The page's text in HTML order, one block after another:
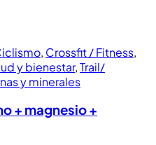
, Crossfit / Fitness,
y bienestar,Trail/
y minerales
+ magnesio +